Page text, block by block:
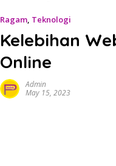
Ragam, Teknologi
Kelebihan
Online
Admin
May 15, 2023